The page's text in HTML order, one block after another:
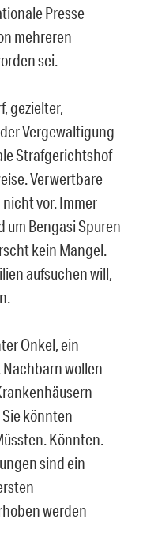
Presse
mehreren
sei.
gezielter,
Vergewaltigung
Strafgerichtshof
Verwertbare
vor. Immer
um Bengasi Spuren
kein Mangel.
aufsuchen will,
Onkel, ein
Nachbarn wollen
könnten
Könnten.
sind ein
werden